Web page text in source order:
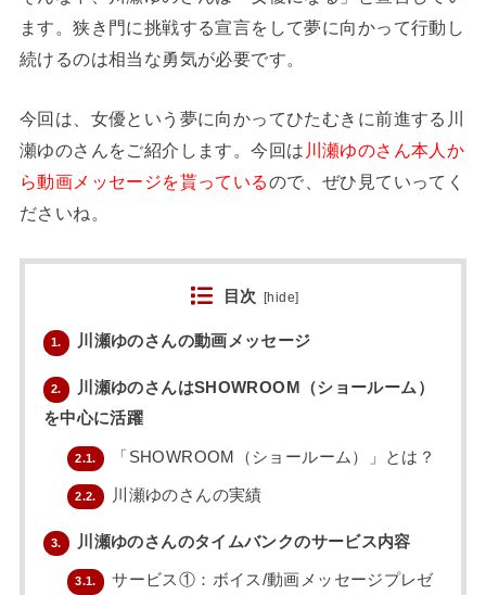
ます。狭き門に挑戦する宣言をして夢に向かって行動し
続けるのは相当な勇気が必要です。
今回は、女優という夢に向かってひたむきに前進する川
瀬ゆのさんをご紹介します。今回は 川瀬ゆのさん本人か
ら動画メッセージを貰っているので、ぜひ見ていってく
ださいね。
目次 [hide]
1. 川瀬ゆのさんの動画メッセージ
2.
川瀬ゆのさんはSHOWROOM（ショールーム）
を中心に活躍
2.1. 「SHOWROOM（ショールーム）」とは？
2.2. 川瀬ゆのさんの実績
3. 川瀬ゆのさんのタイムバンクのサービス内容
3.1.
サービス①：ボイス/動画メッセージプレゼ